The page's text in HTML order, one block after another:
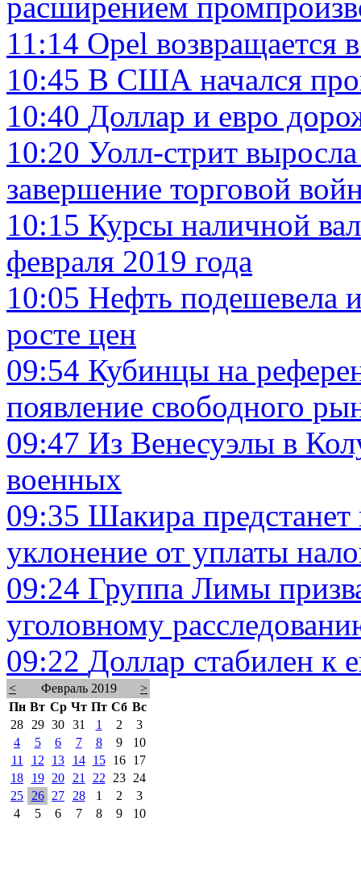
11:14 Opel возвращается
10:45 В США начался
10:40 Доллар и евро
10:20 Уолл-стрит
завершение торговой
10:15 Курсы наличной
февраля 2019 года
10:05 Нефть подешевела
росте цен
09:54 Кубинцы на
появление свободного
09:47 Из Венесуэлы в
военных
09:35 Шакира
уклонение от уплаты
09:24 Группа Лимы
уголовному
09:22 Доллар стабилен к
< Февраль 2019
>
Пн Вт Ср Чт Пт Сб Вс
28
29 30 31 1 2
3
4
5 6 7 8 9
10
11
12 13 14 15 16
17
18
19 20 21 22 23
24
25
26 27 28 1 2
3
4
5 6 7 8 9 10